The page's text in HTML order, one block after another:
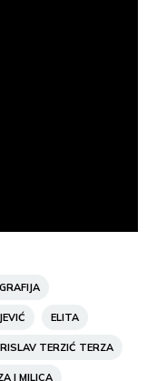
ELITA
TERZIĆ TERZA
I MILICA